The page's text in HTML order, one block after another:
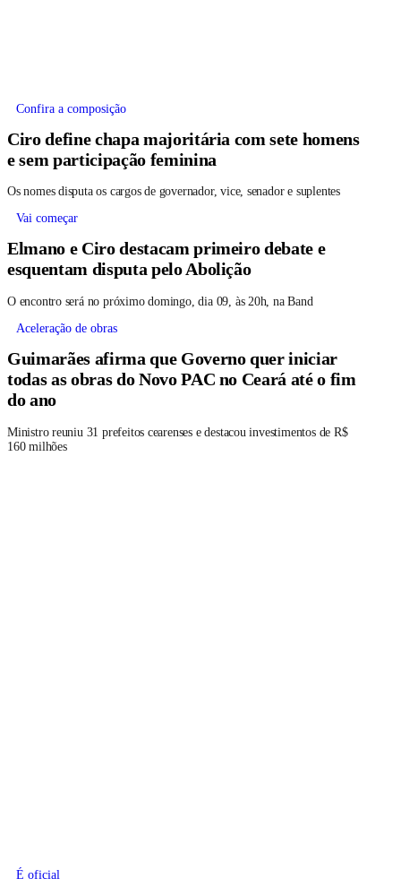
Confira a composição
Ciro define chapa majoritária com sete homens
e sem participação feminina
Os nomes disputa os cargos de governador, vice, senador e suplentes
Vai começar
Elmano e Ciro destacam primeiro debate e
esquentam disputa pelo Abolição
O encontro será no próximo domingo, dia 09, às 20h, na Band
Aceleração de obras
Guimarães afirma que Governo quer iniciar
todas as obras do Novo PAC no Ceará até o fim
do ano
Ministro reuniu 31 prefeitos cearenses e destacou investimentos de R$
160 milhões
É oficial